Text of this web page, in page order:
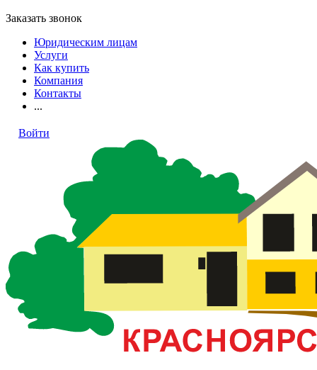
Заказать звонок
Юридическим лицам
Услуги
Как купить
Компания
Контакты
...
Войти